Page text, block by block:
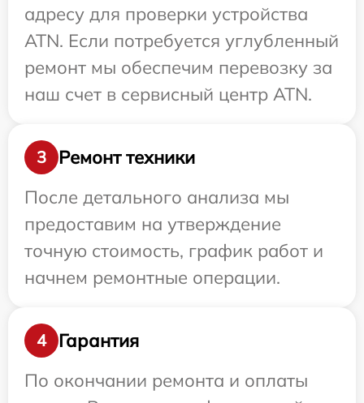
адресу для проверки устройства
ATN. Если потребуется углубленный
ремонт мы обеспечим перевозку за
наш счет в сервисный центр ATN.
3
Ремонт техники
После детального анализа мы
предоставим на утверждение
точную стоимость, график работ и
начнем ремонтные операции.
4
Гарантия
По окончании ремонта и оплаты